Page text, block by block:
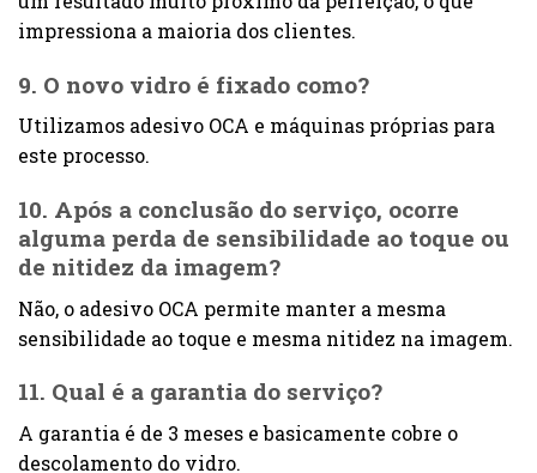
impressiona a maioria dos clientes.
9. O novo vidro é fixado como?
Utilizamos adesivo OCA e máquinas próprias para
este processo.
10. Após a conclusão do serviço, ocorre
alguma perda de sensibilidade ao toque ou
de nitidez da imagem?
Não, o adesivo OCA permite manter a mesma
sensibilidade ao toque e mesma nitidez na imagem.
11. Qual é a garantia do serviço?
A garantia é de 3 meses e basicamente cobre o
descolamento do vidro.